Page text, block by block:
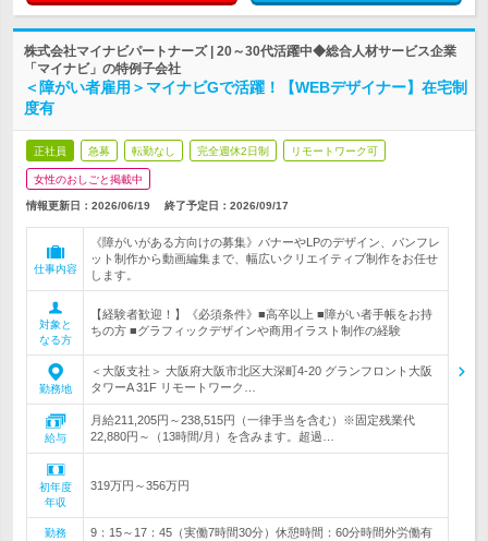
株式会社マイナビパートナーズ | 20～30代活躍中◆総合人材サービス企業
「マイナビ」の特例子会社
＜障がい者雇用＞マイナビGで活躍！【WEBデザイナー】在宅制
度有
正社員 急募 転勤なし 完全週休2日制 リモートワーク可
女性のおしごと掲載中
情報更新日：2026/06/19 終了予定日： 2026/09/17
仕事内容
《障がいがある方向けの募集》バナーやLPのデザイン、パンフレ
ット制作から動画編集まで、幅広いクリエイティブ制作をお任せ
します。
対象と
なる方
【経験者歓迎！】《必須条件》■高卒以上 ■障がい者手帳をお持
ちの方 ■グラフィックデザインや商用イラスト制作の経験
勤務地
＜大阪支社＞ 大阪府大阪市北区大深町4-20 グランフロント大阪
タワーA 31F リモートワーク…
給与
月給211,205円～238,515円（一律手当を含む）※固定残業代
22,880円～（13時間/月）を含みます。超過…
初年度
年収
319万円～356万円
勤務
9：15～17：45（実働7時間30分）休憩時間：60分時間外労働有